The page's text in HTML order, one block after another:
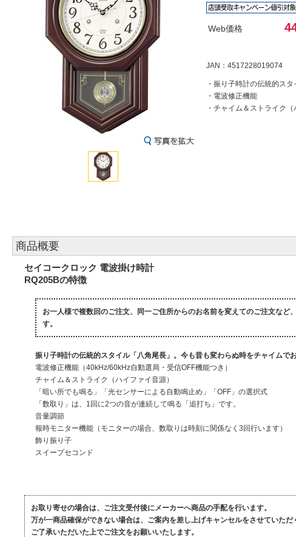
Web価格
JAN：4517228019074
・振り子時計の伝統的スタ
・電波修正機能
・チャイム＆ストライク（
商品概要
セイコークロック 電波掛け時計
RQ205Bの特徴
お一人様で複数回のご注文、同一ご住所からのお名前を変えてのご注文な
す。
振り子時計の伝統的スタイル「八角尾長」。今も昔も変わらぬ時をチャイムで
電波修正機能（40kHz/60kHz自動選局・受信OFF機能つき）
チャイム＆ストライク（ハイファイ音源）
「暗い所でも鳴る」「光センサーによる自動鳴止め」「OFF」の選択式
「数取り」は、1回に2つの音が連続して鳴る「追打ち」です。
音量調節
報時モニター機能（モニターの場合、数取りは時刻に関係なく3回行います）
飾り振り子
スイープセコンド
お取り寄せの場合は、ご注文受付後にメーカーへ商品の手配を行います。
万が一商品確保ができない場合は、ご案内を差し上げキャンセルをさせていただ
ご了承いただいた上でご注文をお願いいたします。